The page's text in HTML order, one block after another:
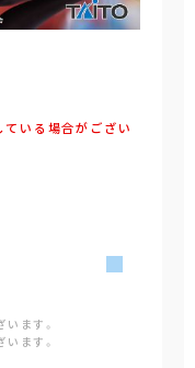
いる場合がござい
ます。
ます。